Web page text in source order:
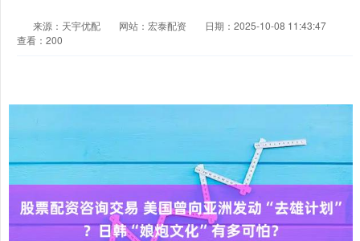
来源：天宇优配 网站：宏泰配资
日期：2025-10-08 11:43:47
查看：200